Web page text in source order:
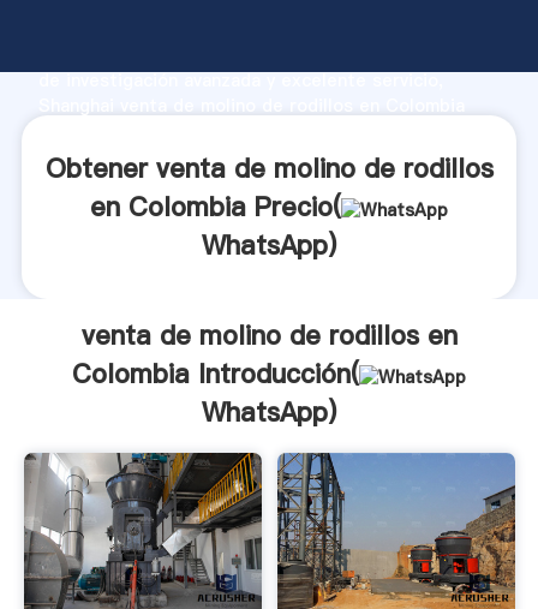
de investigación avanzada y excelente servicio,
clientes.
Obtener venta de molino de rodillos
en Colombia Precio(
WhatsApp)
venta de molino de rodillos en
Colombia Introducción(
WhatsApp)